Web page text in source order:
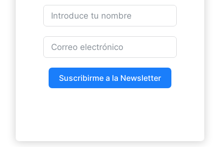
Suscribirme a la Newsletter